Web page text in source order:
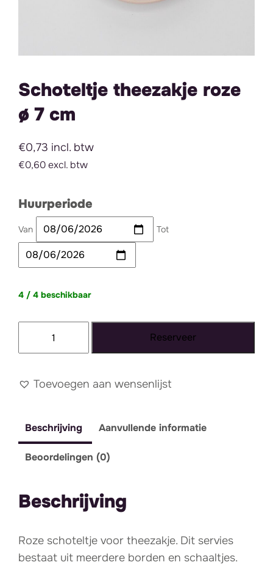
Schoteltje theezakje roze
ø 7 cm
€0,73 incl. btw
€0,60 excl. btw
Huurperiode
Van Tot
4 / 4 beschikbaar
ø
aantal
Reserveer
Toevoegen aan wensenlijst
Beschrijving Aanvullende informatie
Beoordelingen (0)
Beschrijving
Roze schoteltje voor theezakje. Dit servies
bestaat uit meerdere borden en schaaltjes.